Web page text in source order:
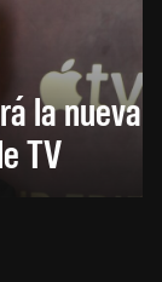
la nueva
TV